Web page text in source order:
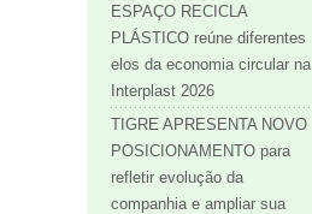
ESPAÇO RECICLA
PLÁSTICO reúne diferentes
elos da economia circular na
Interplast 2026
TIGRE APRESENTA NOVO
POSICIONAMENTO para
refletir evolução da
companhia e ampliar sua